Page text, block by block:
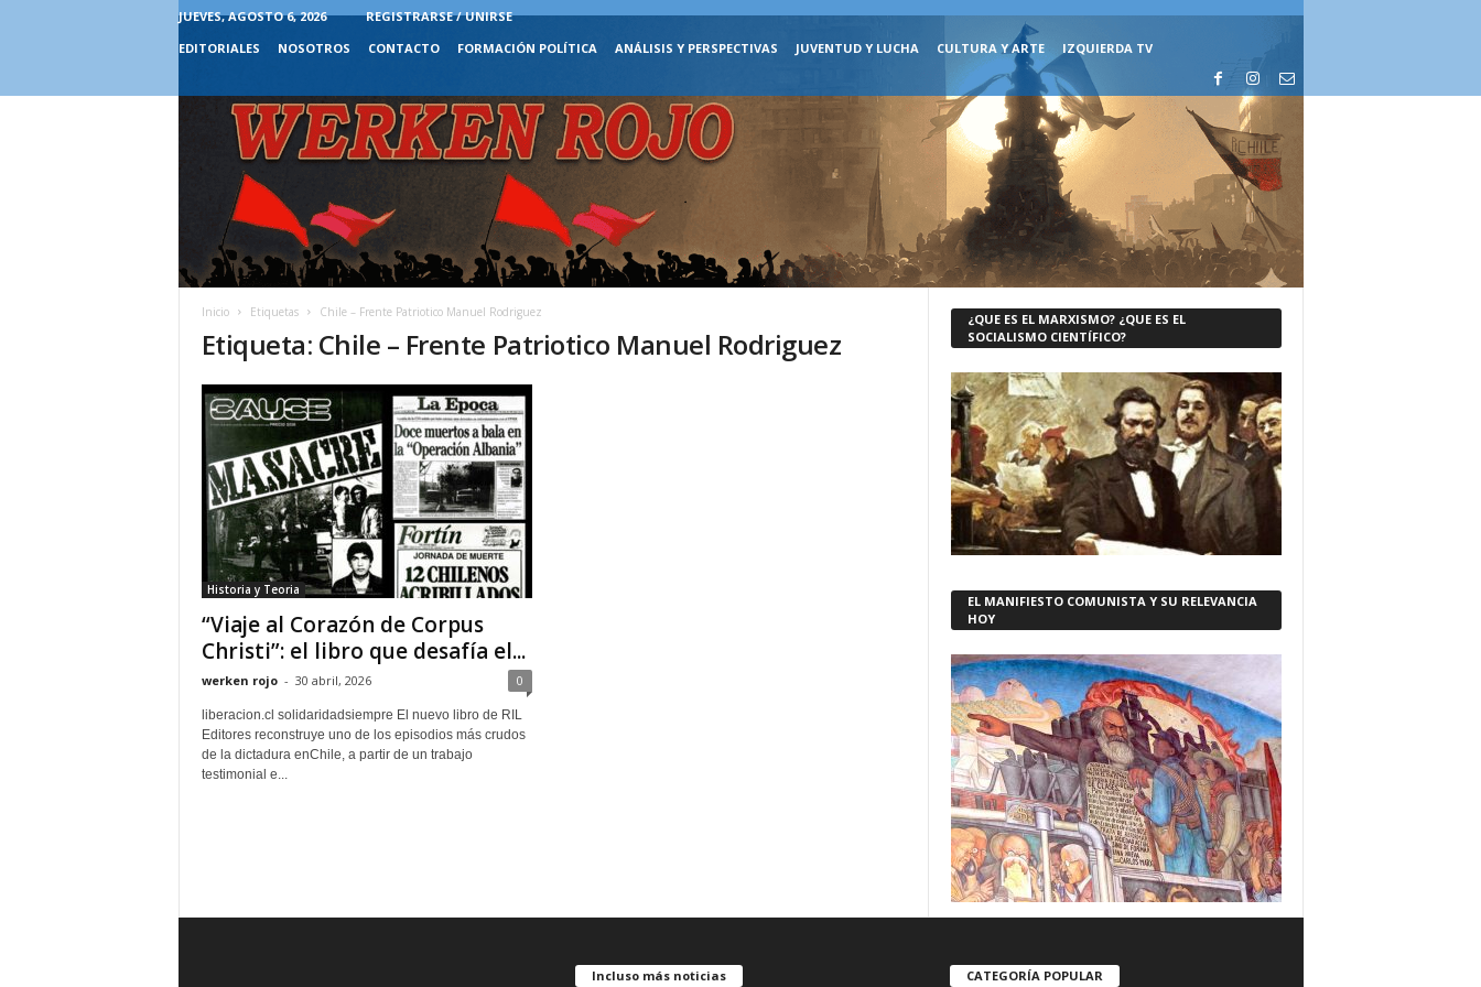
JUEVES, AGOSTO 6, 2026
REGISTRARSE / UNIRSE
EDITORIALES
NOSOTROS CONTACTO FORMACIÓN POLÍTICA ANÁLISIS Y PERSPECTIVAS JUVENTUD Y LUCHA CULTURA Y ARTE IZQUIERDA TV
Inicio Etiquetas Chile – Frente Patriotico Manuel Rodriguez
Etiqueta: Chile – Frente Patriotico Manuel Rodriguez
Historia y Teoria
“Viaje al Corazón de Corpus
Christi”: el libro que desafía el...
werken rojo - 30 abril, 2026 0
liberacion.cl solidaridadsiempre El nuevo libro de RIL
Editores reconstruye uno de los episodios más crudos
de la dictadura enChile, a partir de un trabajo
testimonial e...
¿QUE ES EL MARXISMO? ¿QUE ES EL
SOCIALISMO CIENTÍFICO?
EL MANIFIESTO COMUNISTA Y SU RELEVANCIA
HOY
Incluso más noticias CATEGORÍA POPULAR